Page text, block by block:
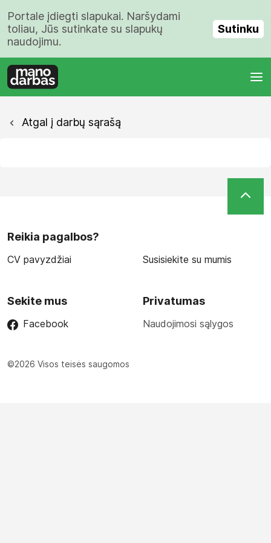
Portale įdiegti slapukai. Naršydami
toliau, Jūs sutinkate su slapukų
naudojimu.
Sutinku
Atgal į darbų sąrašą
Reikia pagalbos?
CV pavyzdžiai Susisiekite su mumis
Sekite mus
Facebook
Privatumas
Naudojimosi sąlygos
©2026 Visos teisės saugomos